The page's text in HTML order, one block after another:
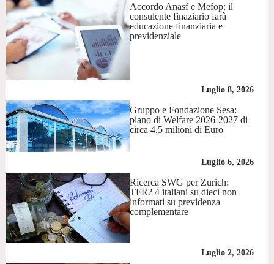
Accordo Anasf e Mefop: il
consulente finaziario farà
educazione finanziaria e
previdenziale
Luglio 8, 2026
Gruppo e Fondazione Sesa:
piano di Welfare 2026-2027 di
circa 4,5 milioni di Euro
Luglio 6, 2026
Ricerca SWG per Zurich:
TFR? 4 italiani su dieci non
informati su previdenza
complementare
Luglio 2, 2026